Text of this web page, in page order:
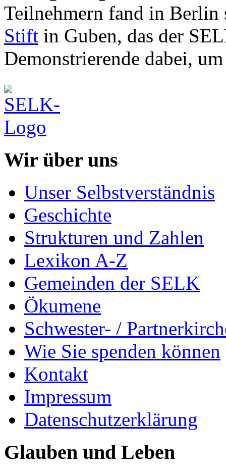
Teilnehmern fand in
Stift in Guben, das der
Demonstrierende dabei,
Wir über uns
Unser Selbstverständnis
Geschichte
Strukturen und Zahlen
Lexikon A-Z
Gemeinden der SELK
Ökumene
Schwester- /
Wie Sie spenden können
Kontakt
Impressum
Datenschutzerklärung
Glauben und Leben